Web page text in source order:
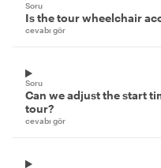
Soru
Is the tour wheelchair
cevabı gör
Soru
Can we adjust the start
tour?
cevabı gör